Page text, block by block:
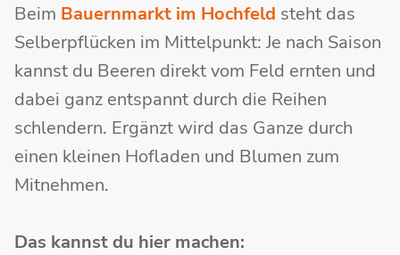
Beim Bauernmarkt im Hochfeld steht das
Selberpflücken im Mittelpunkt: Je nach Saison
kannst du Beeren direkt vom Feld ernten und
dabei ganz entspannt durch die Reihen
schlendern. Ergänzt wird das Ganze durch
einen kleinen Hofladen und Blumen zum
Mitnehmen.
Das kannst du hier machen: